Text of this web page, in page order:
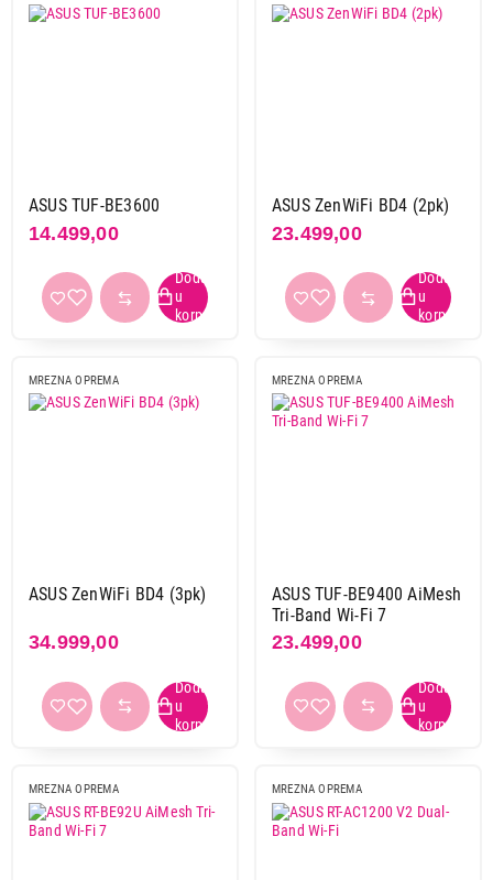
ASUS TUF-BE3600
14.499,00
ASUS ZenWiFi BD4 (2pk)
23.499,00
MREZNA OPREMA
ASUS ZenWiFi BD4 (3pk)
34.999,00
MREZNA OPREMA
ASUS TUF-BE9400 AiMesh
Tri-Band Wi-Fi 7
23.499,00
MREZNA OPREMA MREZNA OPREMA